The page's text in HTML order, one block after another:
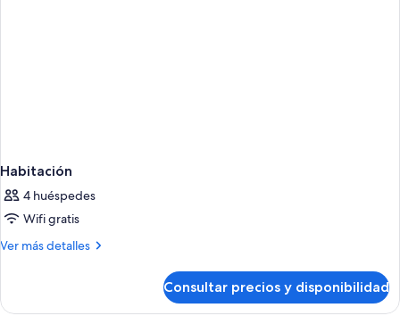
Habitación
4 huéspedes
Wifi gratis
Ver más detalles
Más
Consultar precios y disponibilidad